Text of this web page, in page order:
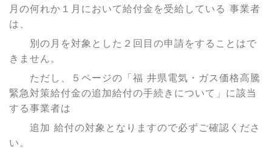
月の何れか１月において給付金を受給している 事業者
は、
別の月を対象とした２回目の申請をすることはで
きません。
ただし、５ページの「福 井県電気・ガス価格高騰
緊急対策給付金の追加給付の手続きについて」に該当
する事業者は
追加 給付の対象となりますので必ずご確認くださ
い。